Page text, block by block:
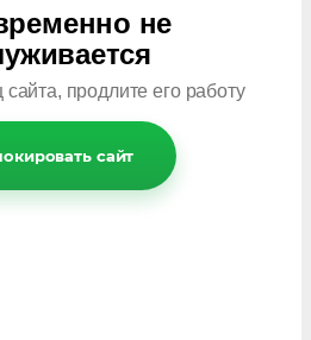
не
продлите его работу
сайт